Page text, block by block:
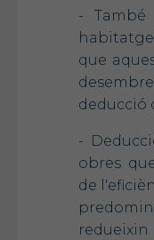
- També
que
deducció
-
obres
de